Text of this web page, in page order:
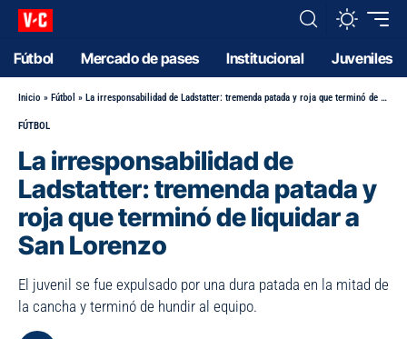
Fútbol Mercado de pases Institucional Juveniles
Inicio » Fútbol » La irresponsabilidad de Ladstatter: tremenda patada y roja que terminó de liquidar a San Lorenzo
FÚTBOL
La irresponsabilidad de
Ladstatter: tremenda patada y
roja que terminó de liquidar a
San Lorenzo
El juvenil se fue expulsado por una dura patada en la mitad de
la cancha y terminó de hundir al equipo.